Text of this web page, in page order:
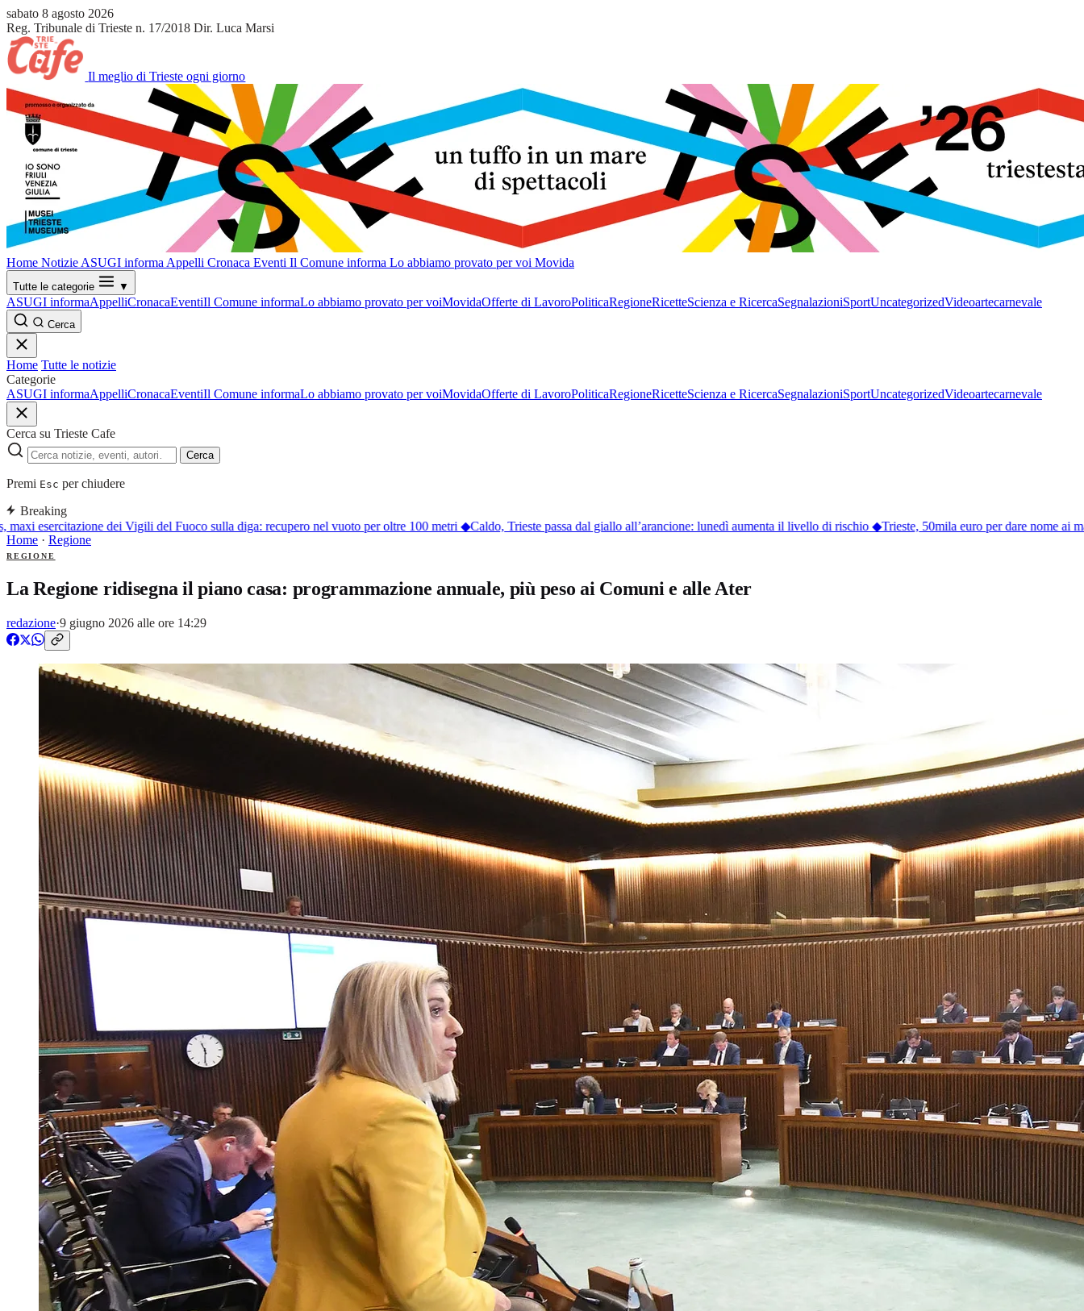
sabato 8 agosto 2026
Reg. Tribunale di Trieste n. 17/2018 Dir. Luca Marsi
Il meglio di Trieste ogni giorno
Home Notizie ASUGI informa Appelli Cronaca Eventi Il Comune informa Lo abbiamo provato per voi Movida
Tutte le categorie ▼
ASUGI informaAppelliCronacaEventiIl Comune informaLo abbiamo provato per voiMovidaOfferte di LavoroPoliticaRegioneRicetteScienza e RicercaSegnalazioniSportUncategorizedVideoartecarnevale
Cerca
Home Tutte le notizie
Categorie
ASUGI informaAppelliCronacaEventiIl Comune informaLo abbiamo provato per voiMovidaOfferte di LavoroPoliticaRegioneRicetteScienza e RicercaSegnalazioniSportUncategorizedVideoartecarnevale
Cerca su Trieste Cafe
Cerca
Premi Esc per chiudere
Breaking
esercitazione dei Vigili del Fuoco sulla diga: recupero nel vuoto per oltre 100 metri◆ Caldo, Trieste passa dal giallo all’arancione: lunedì aumenta il livello di rischio◆ Trieste, 50mila euro per dare nome ai
Home · Regione
REGIONE
La Regione ridisegna il piano casa: programmazione annuale, più peso ai Comuni e alle Ater
redazione·9 giugno 2026 alle ore 14:29